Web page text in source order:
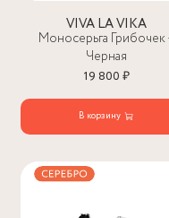
VIVA LA VIKA
Моносерьга Грибочек
Черная
19 800 ₽
В корзину